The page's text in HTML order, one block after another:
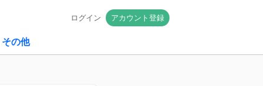
ログイン アカウント登録
その他